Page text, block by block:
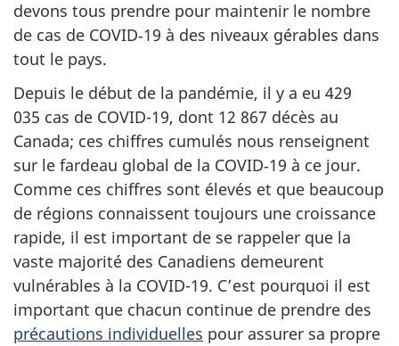
devons tous prendre pour maintenir le nombre
de cas de COVID‑19 à des niveaux gérables dans
tout le pays.
Depuis le début de la pandémie, il y a eu 429
035 cas de COVID-19, dont 12 867 décès au
Canada; ces chiffres cumulés nous renseignent
sur le fardeau global de la COVID‑19 à ce jour.
Comme ces chiffres sont élevés et que beaucoup
de régions connaissent toujours une croissance
rapide, il est important de se rappeler que la
vaste majorité des Canadiens demeurent
vulnérables à la COVID-19. C’est pourquoi il est
important que chacun continue de prendre des
précautions individuelles pour assurer sa propre